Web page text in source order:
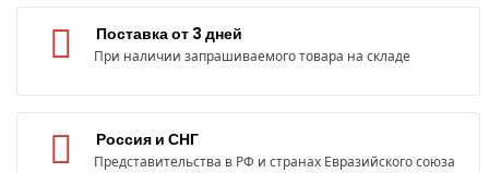
Поставка от 3 дней
При наличии запрашиваемого товара на складе
Россия и СНГ
Представительства в РФ и странах Евразийского союза